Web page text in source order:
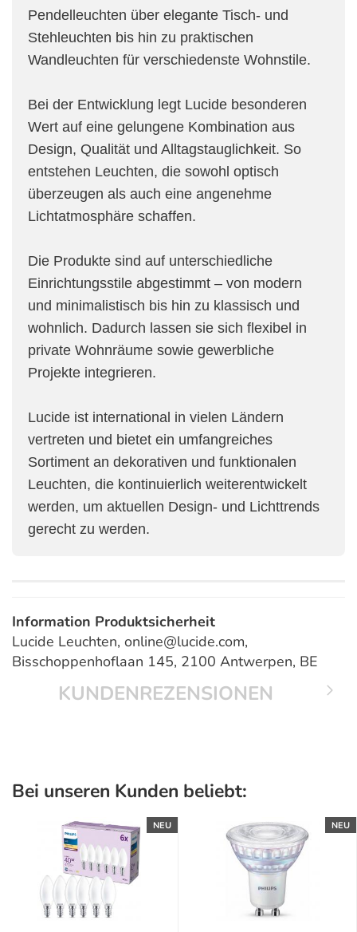
Pendelleuchten über elegante Tisch- und
Stehleuchten bis hin zu praktischen
Wandleuchten für verschiedenste Wohnstile.
Bei der Entwicklung legt Lucide besonderen
Wert auf eine gelungene Kombination aus
Design, Qualität und Alltagstauglichkeit. So
entstehen Leuchten, die sowohl optisch
überzeugen als auch eine angenehme
Lichtatmosphäre schaffen.
Die Produkte sind auf unterschiedliche
Einrichtungsstile abgestimmt – von modern
und minimalistisch bis hin zu klassisch und
wohnlich. Dadurch lassen sie sich flexibel in
private Wohnräume sowie gewerbliche
Projekte integrieren.
Lucide ist international in vielen Ländern
vertreten und bietet ein umfangreiches
Sortiment an dekorativen und funktionalen
Leuchten, die kontinuierlich weiterentwickelt
werden, um aktuellen Design- und Lichttrends
gerecht zu werden.
Information Produktsicherheit
Lucide Leuchten, online@lucide.com,
Bisschoppenhoflaan 145, 2100 Antwerpen, BE
KUNDENREZENSIONEN
Bei unseren Kunden beliebt:
NEU NEU